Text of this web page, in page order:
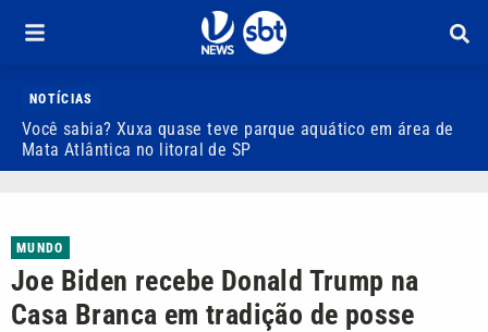
NOTÍCIAS
Você sabia? Xuxa quase teve parque aquático em área de
Mata Atlântica no litoral de SP
MUNDO
Joe Biden recebe Donald Trump na
Casa Branca em tradição de posse